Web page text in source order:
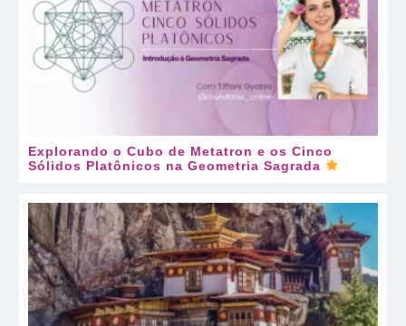
Explorando o Cubo de Metatron e os Cinco
Sólidos Platônicos na Geometria Sagrada